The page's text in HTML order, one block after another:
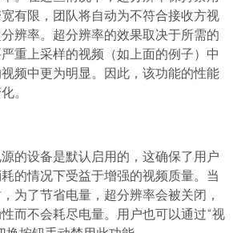
有限，团队将自动为不符合接收方视
辨率。超分辨率的效果取决于所需的
重上采样的视频（如上面的例子）中
频中更为明显。因此，该功能的性能
。
的设备是默认启用的，这确保了用户
的情况下受益于增强的视频质量。当
为了节省电量，超分辨率会被关闭，
而不会耗尽电量。用户也可以通过“视